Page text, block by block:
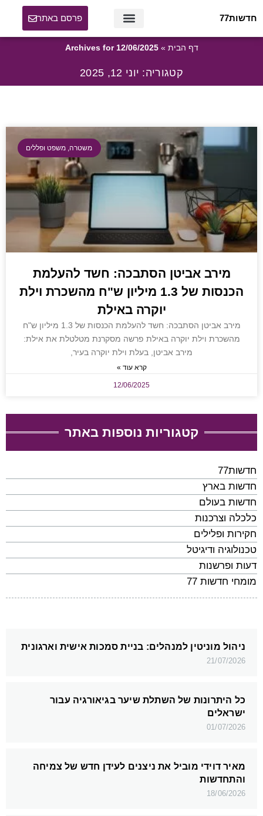
חדשות77 פרסם באתר
דף הבית »
Archives for 12/06/2025
קטגוריה: יוני 12, 2025
משטרה, משפט ופללים
מירב אביטן הסתבכה: חשד להעלמת
הכנסות של 1.3 מיליון ש"ח מהשכרת וילת
יוקרה באילת
מירב אביטן הסתבכה: חשד להעלמת הכנסות של 1.3 מיליון ש"ח
מהשכרת וילת יוקרה באילת פרשה מסקרנת מטלטלת את אילת:
מירב אביטן, בעלת וילת יוקרה בעיר,
קרא עוד »
12/06/2025
קטגוריות נוספות באתר
חדשות77
חדשות בארץ
חדשות בעולם
כלכלה וצרכנות
חקירות ופלילים
טכנולוגיה ודיגיטל
דעות ופרשנות
מומחי חדשות 77
ניהול מוניטין למנהלים: בניית סמכות אישית וארגונית
21/07/2026
כל היתרונות של השתלת שיער בגיאורגיה עבור
ישראלים
01/07/2026
מאיר דוידי מוביל את ניצנים לעידן חדש של צמיחה
והתחדשות
18/06/2026